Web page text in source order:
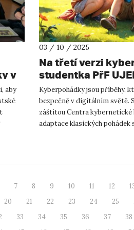
v
aby
03 / 10 / 2025
Na třetí verzi
studentka PřF
Kyberpohádky jsou příběhy,
bezpečně v digitálním světě.
záštitou Centra kybernetické
adaptace klasických
7 8 9 10 11 12
20 21 22 23 24 25
33 34 35 36 37 38